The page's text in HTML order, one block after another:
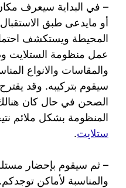
– في البداية سيعرف
أو مايدعى طبق
المحيطة ويستكشف
عمل منظومة الستلايت
والمقاسات والانواع
سيقوم بتركيبه. وقد
الصحن في حال كان
المنظومة بشكل ملائم
ستلايت.
– ثم سيقوم بإحضار
والمناسبة لأماكن